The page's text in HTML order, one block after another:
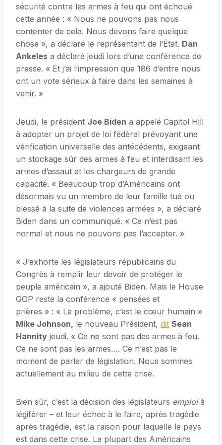
sécurité contre les armes à feu qui ont échoué
cette année : « Nous ne pouvons pas nous
contenter de cela. Nous devons faire quelque
chose », a déclaré le représentant de l’État. Dan
Ankeles a déclaré jeudi lors d’une conférence de
presse. « Et j’ai l’impression que 186 d’entre nous
ont un vote sérieux à faire dans les semaines à
venir. »
Jeudi, le président Joe Biden a appelé Capitol Hill
à adopter un projet de loi fédéral prévoyant une
vérification universelle des antécédents, exigeant
un stockage sûr des armes à feu et interdisant les
armes d’assaut et les chargeurs de grande
capacité. « Beaucoup trop d’Américains ont
désormais vu un membre de leur famille tué ou
blessé à la suite de violences armées », a déclaré
Biden dans un communiqué. « Ce n’est pas
normal et nous ne pouvons pas l’accepter. »
« J’exhorte les législateurs républicains du
Congrès à remplir leur devoir de protéger le
peuple américain », a ajouté Biden. Mais le House
GOP reste la conférence « pensées et
prières » : « Le problème, c’est le cœur humain »
Mike Johnson, le nouveau Président, dit Sean
Hannity jeudi. « Ce ne sont pas des armes à feu.
Ce ne sont pas les armes…. Ce n’est pas le
moment de parler de législation. Nous sommes
actuellement au milieu de cette crise.
Bien sûr, c’est la décision des législateurs emploià
légiférer – et leur échec à le faire, après tragédie
après tragédie, est la raison pour laquelle le pays
est dans cette crise. La plupart des Américains